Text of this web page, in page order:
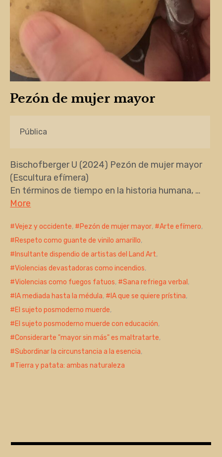
Pezón de mujer mayor
Pública
Bischofberger U (2024) Pezón de mujer mayor
(Escultura efímera)
En términos de tiempo en la historia humana, …
More
Vejez y occidente, Pezón de mujer mayor, Arte efímero,
Respeto como guante de vinilo amarillo,
Insultante dispendio de artistas del Land Art,
Violencias devastadoras como incendios,
Violencias como fuegos fatuos, Sana refriega verbal ,
IA mediada hasta la médula, IA que se quiere prístina,
El sujeto posmoderno muerde,
El sujeto posmoderno muerde con educación,
Considerarte "mayor sin más" es maltratarte,
Subordinar la circunstancia a la esencia,
Tierra y patata: ambas naturaleza